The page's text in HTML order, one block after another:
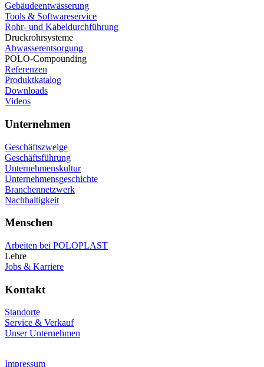
Gebäudeentwässerung
Tools & Softwareservice
Rohr- und Kabeldurchführung
Druckrohrsysteme
Abwasserentsorgung
POLO-Compounding
Referenzen
Produktkatalog
Downloads
Videos
Unternehmen
Geschäftszweige
Geschäftsführung
Unternehmenskultur
Unternehmensgeschichte
Branchennetzwerk
Nachhaltigkeit
Menschen
Arbeiten bei POLOPLAST
Lehre
Jobs & Karriere
Kontakt
Standorte
Service & Verkauf
Unser Unternehmen
Impressum